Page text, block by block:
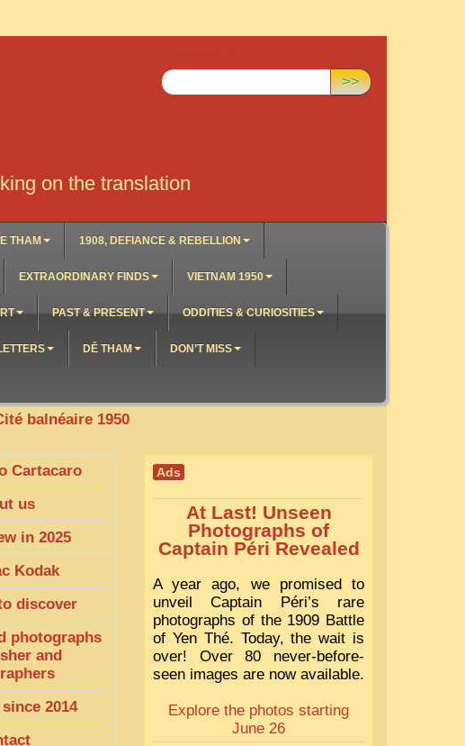
on the translation
>>
THAM 1908, DEFIANCE & REBELLION
EXTRAORDINARY FINDS VIETNAM 1950
PAST & PRESENT ODDITIES & CURIOSITIES
DÊ THAM DON’T MISS
balnéaire 1950
Cartacaro
us
in 2025
Kodak
discover
photographs
and
2014
Ads
At Last! Unseen
Photographs of
Captain Péri Revealed
A year ago, we promised to
unveil Captain Péri’s rare
photographs of the 1909 Battle
of Yen Thé. Today, the wait is
over! Over 80 never-before-
seen images are now available.
Explore the photos starting
June 26